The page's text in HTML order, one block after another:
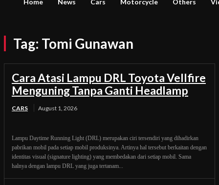
Home News Cars Motorcycle Others
Tag: Tomi Gunawan
Cara Atasi Lampu DRL Toyota Vellfire
Menguning Tanpa Ganti Headlamp
CARS August 1, 2026
Lampu Daytime Running Light (DRL) merupakan ciri tersendiri yang dihadirkan
pabrikan mobil pada setiap mobil produksinya. Artinya hal tersebut berkaitan dengan
identitas visual (signature lighting) yang membedakan dari setiap mobil. Sama
halnya dengan lampu DRL yang juga tertanam...